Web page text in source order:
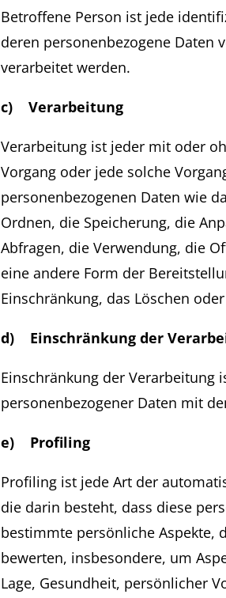
Betroffene Person ist jede
deren personenbezogene Daten
verarbeitet werden.
c) Verarbeitung
Verarbeitung ist jeder mit oder
Vorgang oder jede solche
personenbezogenen Daten wie
Ordnen, die Speicherung, die
Abfragen, die Verwendung, die
eine andere Form der
Einschränkung, das Löschen
d) Einschränkung der
Einschränkung der Verarbeitung
personenbezogener Daten mit
e) Profiling
Profiling ist jede Art der
die darin besteht, dass diese
bestimmte persönliche Aspekte,
bewerten, insbesondere, um
Lage, Gesundheit, persönlicher